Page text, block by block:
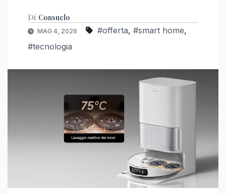
Di Consuelo
MAG 4, 2026 #offerta, #smart home,
#tecnologia